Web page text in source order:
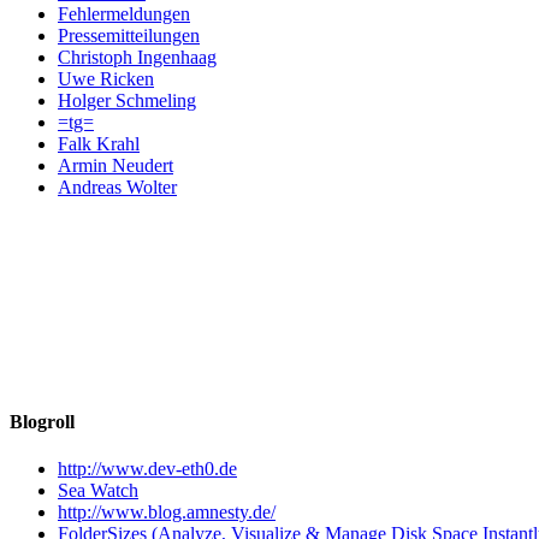
Fehlermeldungen
Pressemitteilungen
Christoph Ingenhaag
Uwe Ricken
Holger Schmeling
=tg=
Falk Krahl
Armin Neudert
Andreas Wolter
Blogroll
http://www.dev-eth0.de
Sea Watch
http://www.blog.amnesty.de/
FolderSizes (Analyze, Visualize & Manage Disk Space